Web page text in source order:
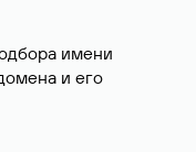
имени
и его